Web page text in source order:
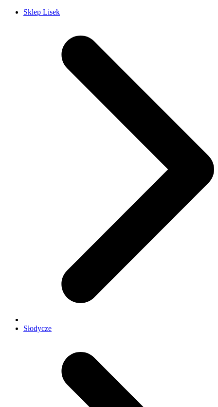
Sklep Lisek
Słodycze